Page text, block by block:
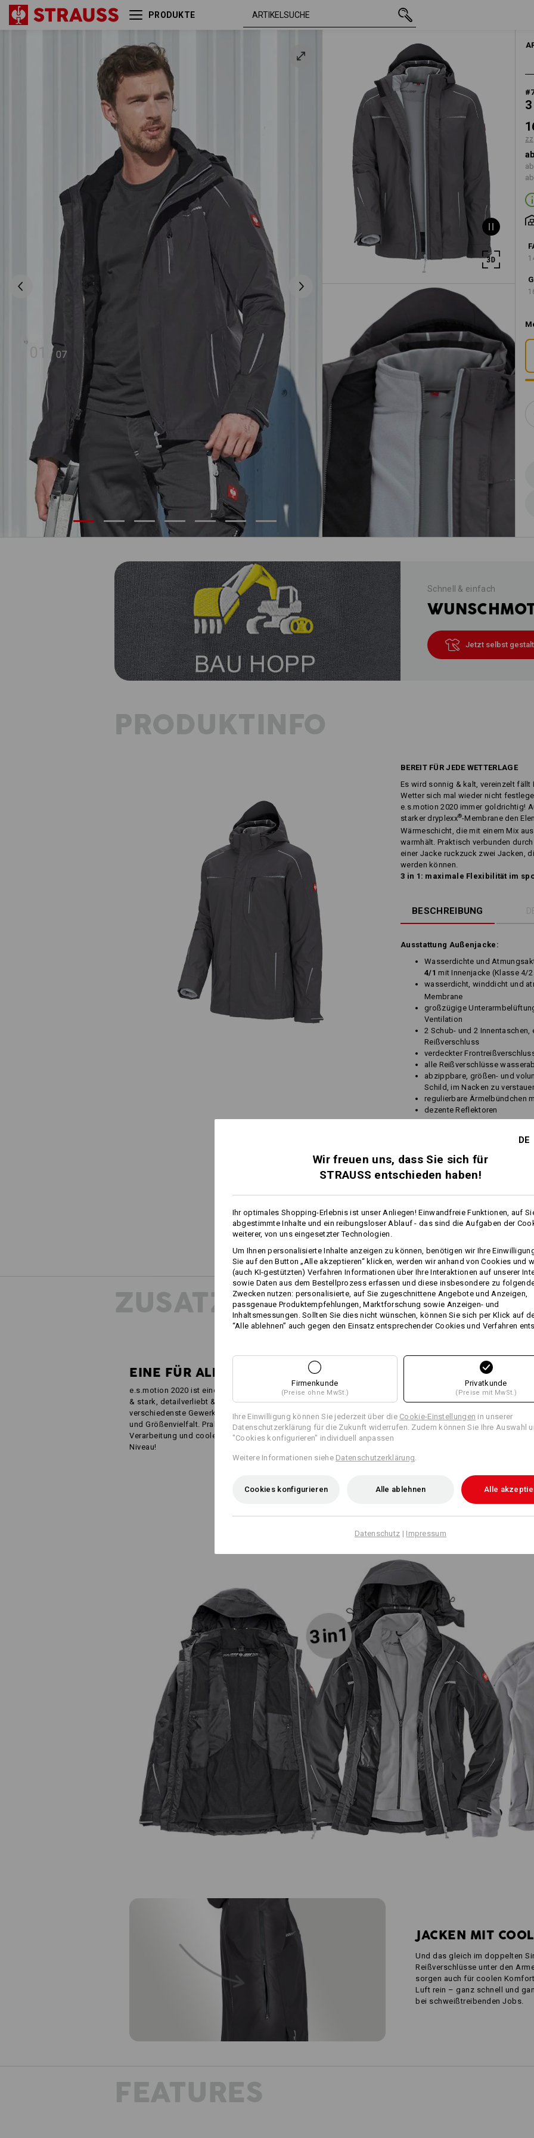
PRODUKTE
01 / 07
#
3 in 1 Funktionsjacke
S
Schnell & einfach
Jetzt selbst
PRODUKTINFO
BEREIT FÜR JEDE WETTERLAGE
Es wird sonnig & kalt, vereinzelt fällt
Wetter sich mal wieder nicht
e.s.motion 2020 immer goldrichtig!
starker dryplexx®-Membrane den
Wärmeschicht, die mit einem Mix
warmhält. Praktisch verbunden
einer Jacke ruckzuck zwei Jacken,
werden können.
3 in 1: maximale Flexibilität im
BESCHREIBUNG
Ausstattung Außenjacke:
Wasserdichte und
4/1 mit Innenjacke (Klasse 4/
wasserdicht, winddicht und
Membrane
großzügige
Ventilation
2 Schub- und 2
Reißverschluss
verdeckter
alle Reißverschlüsse
abzippbare, größen- und
Schild, im Nacken zu
regulierbare Ärmelbündchen
dezente Reflektoren
Oberstoff 100 % Polyamid (ca. 155
Waschbar bei 40 °C.
funktionale Stoffkombination
je nach Farbweg in
angenehm wärmend, leicht
weiche Innenseite und
Material:
1. Oberstoff 100 % Polyester (ca.
2. Oberstoff 96 % Polyester / 4 %
Waschbar bei 30 °C.
Schonwaschgang.
Wetterschutzschicht
Klicken Sie auf den Button
Datenblatt
Selbst gestalten
mehr
ZUSATZINFOS
EINE FÜR ALLE
e.s.motion 2020 ist eine Ode ans Handwerk: vielseitig & bunt, smart
& stark, detailverliebt & durchdacht – eine Kollektion für
verschiedenste Gewerke. Sportlicher Look trifft auf eine große Farb-
und Größenvielfalt. Praktische Features vereint mit einer robusten
Verarbeitung und coolen Details heben Workwear auf ein hohes
Niveau!
1 JACKE – 3 TRAGEVARIANTEN
JACKEN MIT
Und das gleich im doppelten
Reißverschlüsse unter den
sorgen auch für coolen
Luft rein – ganz schnell und
bei schweißtreibenden Jobs.
FEATURES
DE
Wir freuen uns, dass Sie sich für
STRAUSS entschieden haben!
Ihr optimales Shopping-Erlebnis ist unser Anliegen! Einwandfreie Funktionen, auf
abgestimmte Inhalte und ein reibungsloser Ablauf - das sind die Aufgaben der
weiterer, von uns eingesetzter Technologien.
Um Ihnen personalisierte Inhalte anzeigen zu können, benötigen wir Ihre
Sie auf den Button „Alle akzeptieren“ klicken, werden wir anhand von Cookies und
(auch KI-gestützten) Verfahren Informationen über Ihre Interaktionen auf unserer
sowie Daten aus dem Bestellprozess erfassen und diese insbesondere zu
Zwecken nutzen: personalisierte, auf Sie zugeschnittene Angebote und Anzeigen,
passgenaue Produktempfehlungen, Marktforschung sowie Anzeigen- und
Inhaltsmessungen. Sollten Sie dies nicht wünschen, können Sie sich per Klick auf
“Alle ablehnen” auch gegen den Einsatz entsprechender Cookies und Verfahren
Firmenkunde
(Preise ohne MwSt.)
Privatkunde
(Preise mit MwSt.)
Ihre Einwilligung können Sie jederzeit über die Cookie-Einstellungen in unserer
Datenschutzerklärung für die Zukunft widerrufen. Zudem können Sie Ihre Auswahl
"Cookies konfigurieren" individuell anpassen
Weitere Informationen siehe Datenschutzerklärung
Cookies konfigurieren Alle ablehnen Alle
Datenschutz | Impressum